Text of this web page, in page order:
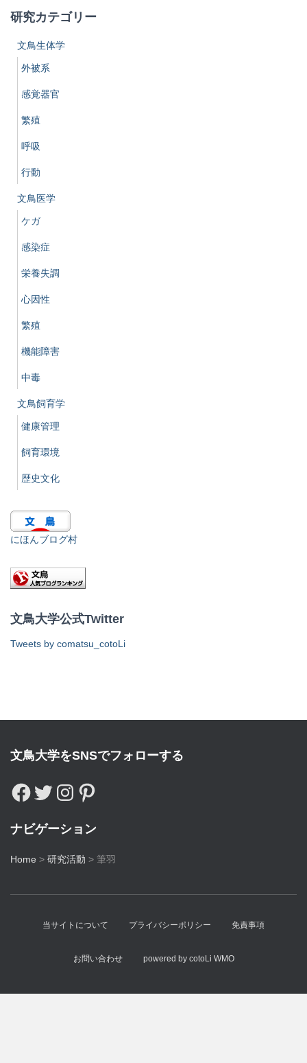
研究カテゴリー
文鳥生体学
外被系
感覚器官
繁殖
呼吸
行動
文鳥医学
ケガ
感染症
栄養失調
心因性
繁殖
機能障害
中毒
文鳥飼育学
健康管理
飼育環境
歴史文化
にほんブログ村
文鳥大学公式Twitter
Tweets by comatsu_cotoLi
文鳥大学をSNSでフォローする
ナビゲーション
Home > 研究活動 > 筆羽
当サイトについて プライバシーポリシー 免責事項
お問い合わせ powered by cotoLi WMO